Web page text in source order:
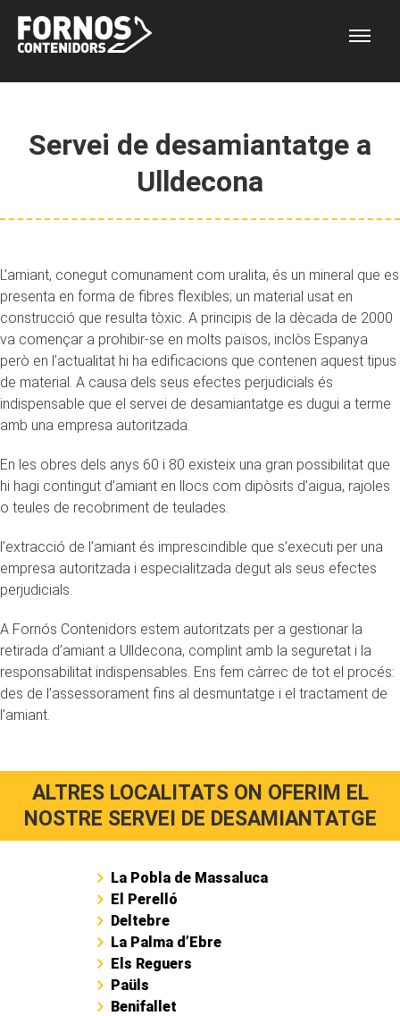
Servei de desamiantatge a
Ulldecona
L’amiant, conegut comunament com uralita, és un mineral que es
presenta en forma de fibres flexibles; un material usat en
construcció que resulta tòxic. A principis de la dècada de 2000
va començar a prohibir-se en molts països, inclòs Espanya
però en l’actualitat hi ha edificacions que contenen aquest tipus
de material. A causa dels seus efectes perjudicials és
indispensable que el servei de desamiantatge es dugui a terme
amb una empresa autoritzada.
En les obres dels anys 60 i 80 existeix una gran possibilitat que
hi hagi contingut d’amiant en llocs com dipòsits d’aigua, rajoles
o teules de recobriment de teulades.
l’extracció de l’amiant és imprescindible que s’executi per una
empresa autoritzada i especialitzada degut als seus efectes
perjudicials.
A Fornós Contenidors estem autoritzats per a gestionar la
retirada d’amiant a Ulldecona, complint amb la seguretat i la
responsabilitat indispensables. Ens fem càrrec de tot el procés:
des de l’assessorament fins al desmuntatge i el tractament de
l’amiant.
ALTRES LOCALITATS ON OFERIM EL
NOSTRE SERVEI DE DESAMIANTATGE
La Pobla de Massaluca
El Perelló
Deltebre
La Palma d’Ebre
Els Reguers
Paüls
Benifallet